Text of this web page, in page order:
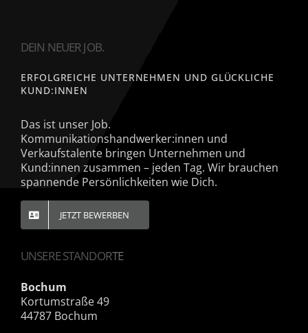
DEIN NEUER JOB.
ERFOLGREICHE UNTERNEHMEN UND GLÜCKLICHE
KUND:INNEN
Das ist unser Job.
Kommunikationshandwerker:innen und
Verkaufstalente bringen Unternehmen und
Kund:innen zusammen – jeden Tag. Wir brauchen
spannende Persönlichkeiten wie Dich.
JETZT BEWERBEN
UNSERE STANDORTE
Bochum
Kortumstraße 49
44787 Bochum